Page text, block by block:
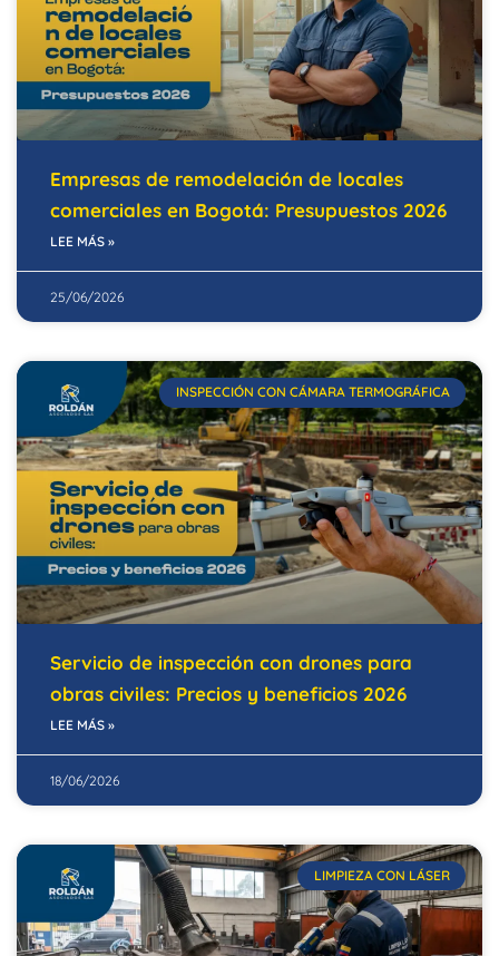
Empresas de remodelación de locales
comerciales en Bogotá: Presupuestos 2026
LEE MÁS »
25/06/2026
INSPECCIÓN CON CÁMARA TERMOGRÁFICA
Servicio de inspección con drones para
obras civiles: Precios y beneficios 2026
LEE MÁS »
18/06/2026
LIMPIEZA CON LÁSER